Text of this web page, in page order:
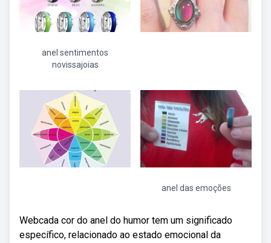
anel sentimentos
novissajoias
anel das emoções
Webcada cor do anel do humor tem um significado
específico, relacionado ao estado emocional da